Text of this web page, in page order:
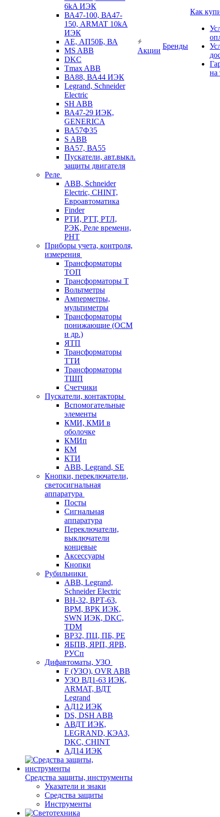
6kA ИЭК
ВА47-100, ВА47-
150, ARMAT 10kA
ИЭК
АЕ, АП50Б, ВА
MS ABB
DKC
Tmax ABB
ВА88, ВА44 ИЭК
Legrand, Schneider
Electric
SH ABB
ВА47-29 ИЭК,
GENERICA
ВА57Ф35
S ABB
ВА57, ВА55
Пускатели, авт.выкл.
защиты двигателя
Реле
ABB, Schneider
Electric, CHINT,
Евроавтоматика
Finder
РТИ, РТТ, РТЛ,
РЭК, Реле времени,
РНТ
Приборы учета, контроля,
измерения
Трансформаторы
ТОП
Трансформаторы Т
Вольтметры
Амперметры,
мультиметры
Трансформаторы
понижающие (ОСМ
и др.)
ЯТП
Трансформаторы
ТТИ
Трансформаторы
ТШП
Счетчики
Пускатели, контакторы
Вспомогательные
элементы
КМИ, КМИ в
оболочке
КМИп
КМ
КТИ
ABB, Legrand, SE
Кнопки, переключатели,
светосигнальная
аппаратура
Посты
Cигнальная
аппаратура
Переключатели,
выключатели
концевые
Аксессуары
Кнопки
Рубильники
ABB, Legrand,
Schneider Electric
ВН-32, ВРТ-63,
ВРМ, ВРК ИЭК,
SWN ИЭК, DKC,
TDM
ВР32, ПЦ, ПБ, РЕ
ЯБПВ, ЯРП, ЯРВ,
РУСп
Дифавтоматы, УЗО
F (УЗО), OVR ABB
УЗО ВД1-63 ИЭК,
ARMAT, ВДТ
Legrand
АД12 ИЭК
DS, DSH ABB
АВДТ ИЭК,
LEGRAND, КЭАЗ,
DKC, CHINT
АД14 ИЭК
Средства защиты, инструменты
Указатели и знаки
Средства защиты
Инструменты
Акции
Бренды
Как
на